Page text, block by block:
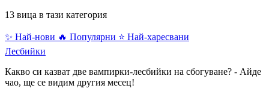
13 вица в тази категория
✨ Най-нови 🔥 Популярни ⭐ Най-харесвани
Лесбийки
Какво си казват две вампирки-лесбийки на сбогуване? - Айде
чао, ще се видим другия месец!